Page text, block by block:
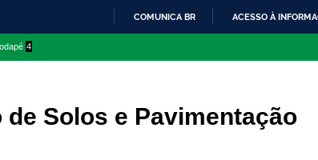
O
COMUNICA BR ACESSO À
4
Solos e Pavimentação